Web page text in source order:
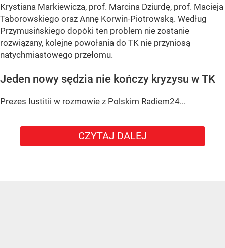
Krystiana Markiewicza, prof. Marcina Dziurdę, prof. Macieja
Taborowskiego oraz Annę Korwin-Piotrowską. Według
Przymusińskiego dopóki ten problem nie zostanie
rozwiązany, kolejne powołania do TK nie przyniosą
natychmiastowego przełomu.
Jeden nowy sędzia nie kończy kryzysu w TK
Prezes Iustitii w rozmowie z Polskim Radiem24...
CZYTAJ DALEJ